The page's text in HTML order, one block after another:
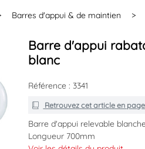
Barres d'appui & de maintien >
Barre d'appui rabatable acier
blanc
Référence : 3341
Retrouvez cet article en
Barre d'appui relevable
Longueur 700mm